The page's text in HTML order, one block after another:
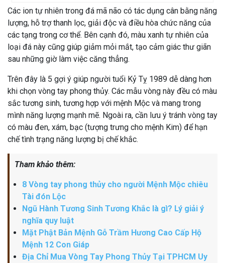
Các ion tự nhiên trong đá mã não có tác dụng cân bằng năng
lượng, hỗ trợ thanh lọc, giải độc và điều hòa chức năng của
các tạng trong cơ thể. Bên cạnh đó, màu xanh tự nhiên của
loại đá này cũng giúp giảm mỏi mắt, tạo cảm giác thư giãn
sau những giờ làm việc căng thẳng.
Trên đây là 5 gợi ý giúp người tuổi Kỷ Tỵ 1989 dễ dàng hơn
khi chọn vòng tay phong thủy. Các mẫu vòng này đều có màu
sắc tương sinh, tương hợp với mệnh Mộc và mang trong
mình năng lượng mạnh mẽ. Ngoài ra, cần lưu ý tránh vòng tay
có màu đen, xám, bạc (tượng trưng cho mệnh Kim) để hạn
chế tình trạng năng lượng bị chế khắc.
Tham khảo thêm:
8 Vòng tay phong thủy cho người Mệnh Mộc chiêu
Tài đón Lộc
Ngũ Hành Tương Sinh Tương Khắc là gì? Lý giải ý
nghĩa quy luật
Mặt Phật Bản Mệnh Gỗ Trầm Hương Cao Cấp Hộ
Mệnh 12 Con Giáp
Địa Chỉ Mua Vòng Tay Phong Thủy Tại TPHCM Uy